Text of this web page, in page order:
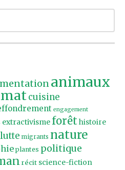
animaux
cuisine
engagement
extractivisme forêthistoire
lutte migrants nature
plantes politique
récit science-fiction